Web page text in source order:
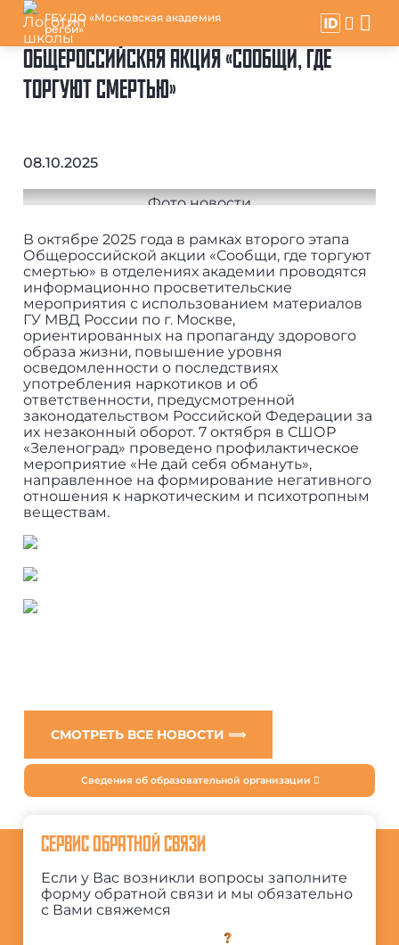
ГБУ ДО «Московская академия
регби»
ОБЩЕРОССИЙСКАЯ АКЦИЯ «СООБЩИ, ГДЕ
ТОРГУЮТ СМЕРТЬЮ»
08.10.2025
В октябре 2025 года в рамках второго этапа
Общероссийской акции «Сообщи, где торгуют
смертью» в отделениях академии проводятся
информационно просветительские
мероприятия с использованием материалов
ГУ МВД России по г. Москве,
ориентированных на пропаганду здорового
образа жизни, повышение уровня
осведомленности о последствиях
употребления наркотиков и об
ответственности, предусмотренной
законодательством Российской Федерации за
их незаконный оборот. 7 октября в СШОР
«Зеленоград» проведено профилактическое
мероприятие «Не дай себя обмануть»,
направленное на формирование негативного
отношения к наркотическим и психотропным
веществам.
СМОТРЕТЬ ВСЕ НОВОСТИ ⟹
Сведения об образовательной организации
СЕРВИС ОБРАТНОЙ СВЯЗИ
Если у Вас возникли вопросы заполните
форму обратной связи и мы обязательно
с Вами свяжемся